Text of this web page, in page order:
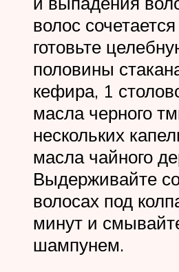
волос
готовьте
половины
кефира, 1
масла черного
нескольких
масла чайного
Выдерживайте
волосах под
минут и
шампунем.